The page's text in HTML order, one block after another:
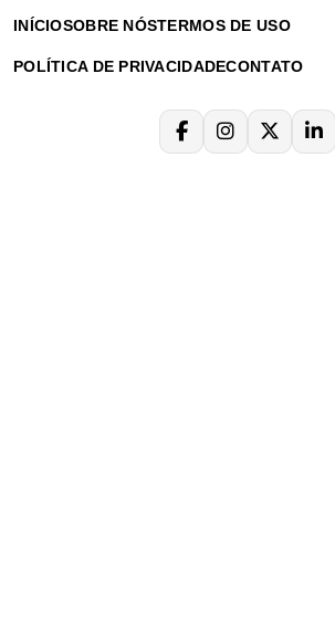
INÍCIOSOBRE NÓSTERMOS DE USO
POLÍTICA DE PRIVACIDADECONTATO